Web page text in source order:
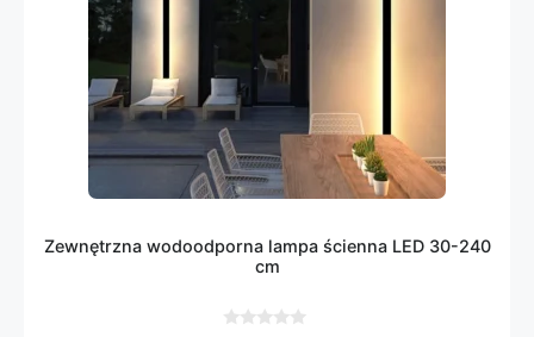
Zewnętrzna wodoodporna lampa ścienna LED 30-240
cm